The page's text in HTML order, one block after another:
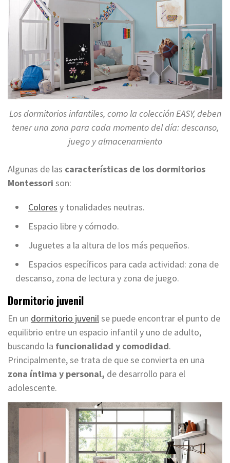
Los dormitorios infantiles, como la colección EASY, deben
tener una zona para cada momento del día: descanso,
juego y almacenamiento
Algunas de las características de los dormitorios
Montessori son:
Colores y tonalidades neutras.
Espacio libre y cómodo.
Juguetes a la altura de los más pequeños.
Espacios específicos para cada actividad: zona de
descanso, zona de lectura y zona de juego.
Dormitorio juvenil
En un dormitorio juvenilse puede encontrar el punto de
equilibrio entre un espacio infantil y uno de adulto,
buscando la funcionalidad y comodidad.
Principalmente, se trata de que se convierta en una
zona íntima y personal, de desarrollo para el
adolescente.